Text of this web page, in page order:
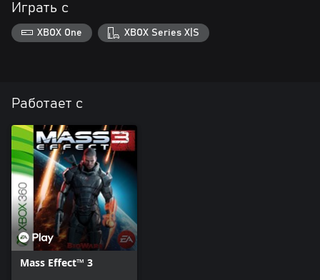
Играть с
XBOX One XBOX Series X|S
Работает с
Mass Effect™ 3